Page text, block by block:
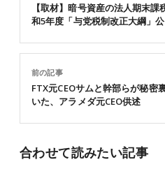
前の記事
FTX元CEOサムと幹部らが秘密
いた、アラメダ元CEO供述
【取材】暗号資産の法人期末
和5年度「与党税制改正大綱」
合わせて読みたい記事